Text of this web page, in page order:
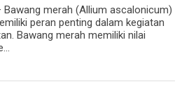
merah (Allium ascalonicum)
peran penting dalam kegiatan
Bawang merah memiliki nilai